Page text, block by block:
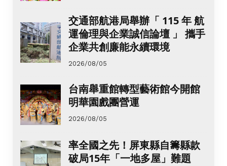
交通部航港局舉辦「 115 年 航
運倫理與企業誠信論壇 」 攜手
企業共創廉能永續環境
2026/08/05
台南舉重館轉型藝術館今開館
明華園戲團營運
2026/08/05
率全國之先！屏東縣自籌縣款
破局15年「一地多屋」難題